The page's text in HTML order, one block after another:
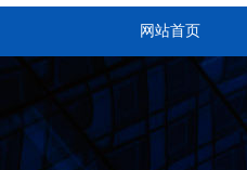
网站首页